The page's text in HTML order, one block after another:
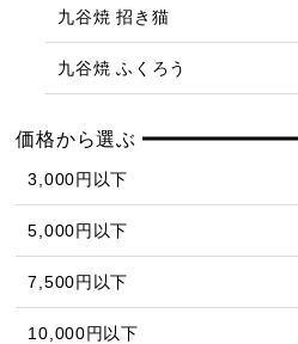
九谷焼 招き猫
九谷焼 ふくろう
価格から選ぶ
3,000円以下
5,000円以下
7,500円以下
10,000円以下